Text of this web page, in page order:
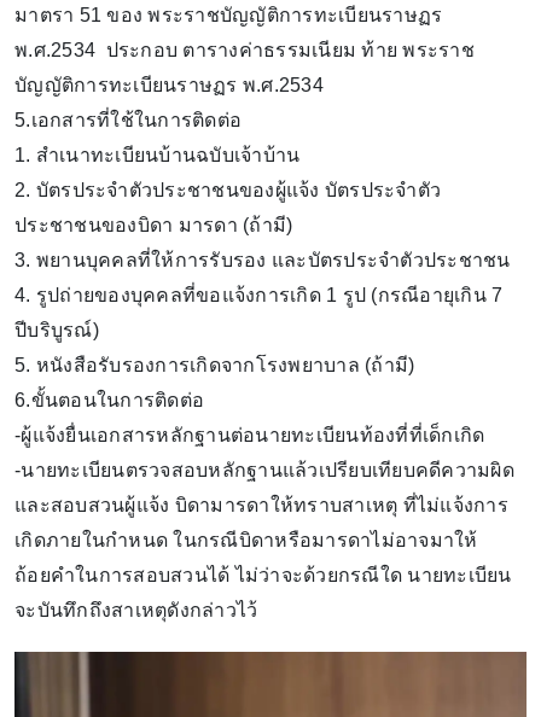
มาตรา 51 ของ พระราชบัญญัติการทะเบียนราษฏร
พ.ศ.2534 ประกอบ ตารางค่าธรรมเนียม ท้าย พระราช
บัญญัติการทะเบียนราษฏร พ.ศ.2534
5.เอกสารที่ใช้ในการติดต่อ
1. สำเนาทะเบียนบ้านฉบับเจ้าบ้าน
2. บัตรประจำตัวประชาชนของผู้แจ้ง บัตรประจำตัว
ประชาชนของบิดา มารดา (ถ้ามี)
3. พยานบุคคลที่ให้การรับรอง และบัตรประจำตัวประชาชน
4. รูปถ่ายของบุคคลที่ขอแจ้งการเกิด 1 รูป (กรณีอายุเกิน 7
ปีบริบูรณ์)
5. หนังสือรับรองการเกิดจากโรงพยาบาล (ถ้ามี)
6.ขั้นตอนในการติดต่อ
-ผู้แจ้งยื่นเอกสารหลักฐานต่อนายทะเบียนท้องที่ที่เด็กเกิด
-นายทะเบียนตรวจสอบหลักฐานแล้วเปรียบเทียบคดีความผิด
และสอบสวนผู้แจ้ง บิดามารดาให้ทราบสาเหตุ ที่ไม่แจ้งการ
เกิดภายในกำหนด ในกรณีบิดาหรือมารดาไม่อาจมาให้
ถ้อยคำในการสอบสวนได้ ไม่ว่าจะด้วยกรณีใด นายทะเบียน
จะบันทึกถึงสาเหตุดังกล่าวไว้